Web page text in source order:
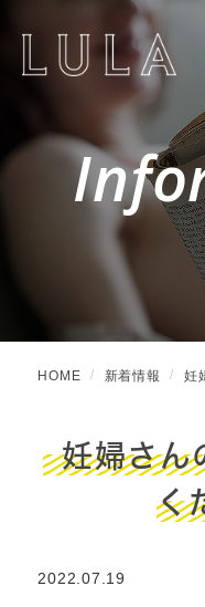
HOME 新着情報 妊
妊婦さん
く
2022.07.19